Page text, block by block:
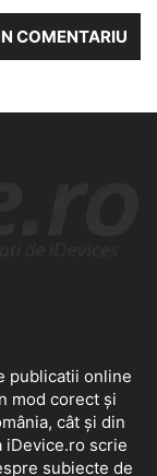
COMENTARIU
publicatii online
mod corect și
cât și din
iDevice.ro scrie
subiecte de